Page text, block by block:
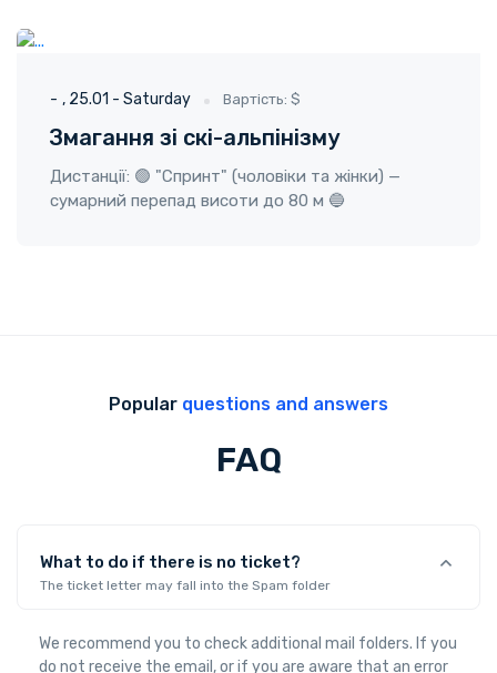
- 25.01 - Saturday Вартість: $
Змагання зі скі-альпінізму
Дистанції: 🟢 "Спринт" (чоловіки та жінки) —
сумарний перепад висоти до 80 м 🔵
Popular questions and answers
FAQ
What to do if there is no ticket?
The ticket letter may fall into the Spam folder
We recommend you to check additional mail folders. If you
do not receive the email, or if you are aware that an error